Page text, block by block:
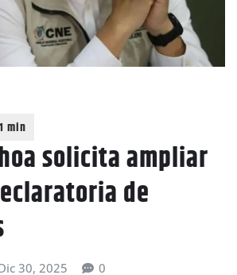
solicita ampliar
de
30, 2025 0